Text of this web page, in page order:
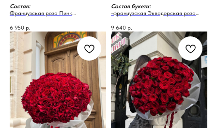
Состав:
Французская роза Пинк
Французская роза Плай Бланка-9
шт
6 950 р.
Состав букета:
-французская Эквадорская роза
-французская Эквадорская Роза
Плай Бланка - 16
9 640 р.